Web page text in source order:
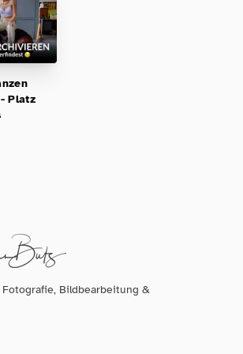
Platz
Bildbearbeitung &